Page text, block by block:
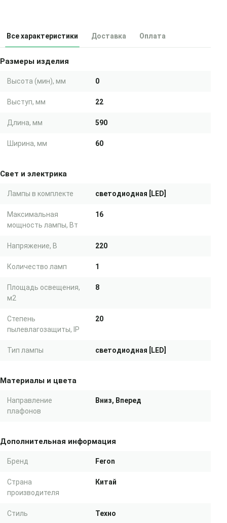
Все характеристики Доставка Оплата
Размеры изделия
Высота (мин), мм 0
Выступ, мм 22
Длина, мм 590
Ширина, мм 60
Свет и электрика
Лампы в комплекте светодиодная [LED]
Максимальная
мощность лампы, Вт
16
Напряжение, В 220
Количество ламп 1
Площадь освещения,
м2
8
Степень
пылевлагозащиты, IP
20
Тип лампы светодиодная [LED]
Материалы и цвета
Направление
плафонов
Вниз, Вперед
Дополнительная информация
Бренд Feron
Страна
производителя
Китай
Стиль Техно